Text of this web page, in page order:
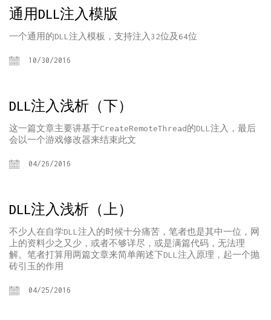
通用DLL注入模版
一个通用的DLL注入模板，支持注入32位及64位
10/30/2016
DLL注入浅析（下）
这一篇文章主要讲基于CreateRemoteThread的DLL注入，最后
会以一个游戏修改器来结束此文
04/26/2016
DLL注入浅析（上）
不少人在自学DLL注入的时候十分痛苦，笔者也是其中一位，网
上的资料少之又少，或者不够详尽，或是满篇代码，无法理
解。笔者打算用两篇文章来简单阐述下DLL注入原理，起一个抛
砖引玉的作用
04/25/2016